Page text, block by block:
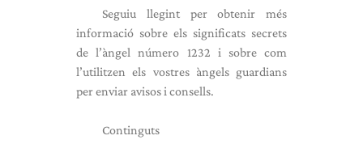
Seguiu llegint per obtenir més
informació sobre els significats secrets
de l’àngel número 1232 i sobre com
l’utilitzen els vostres àngels guardians
per enviar avisos i consells.
Continguts